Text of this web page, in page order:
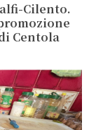
Cilento.
Centola